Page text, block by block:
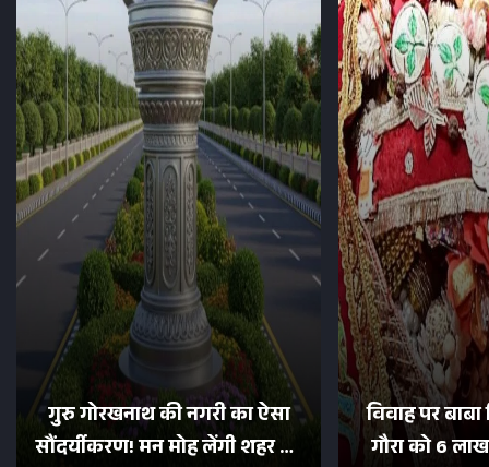
गुरु गोरखनाथ की नगरी का ऐसा
सौंदर्यीकरण! मन मोह लेंगी शहर की
विवाह पर
गौरा को 6